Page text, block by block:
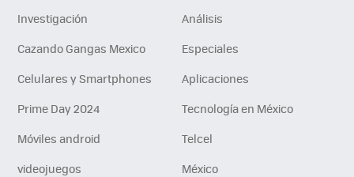
Investigación
Análisis
Cazando Gangas Mexico
Especiales
Celulares y Smartphones
Aplicaciones
Prime Day 2024
Tecnología en México
Móviles android
Telcel
videojuegos
México